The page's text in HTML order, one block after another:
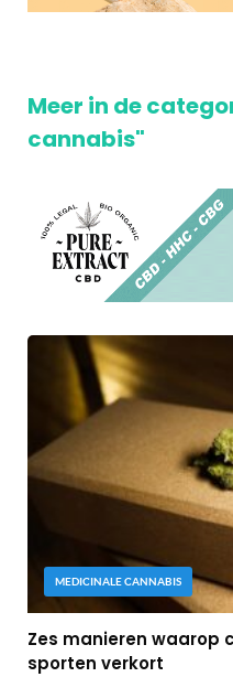
Meer in de
cannabis"
MEDICINALE CANNABIS
Zes manieren waarop
sporten verkort